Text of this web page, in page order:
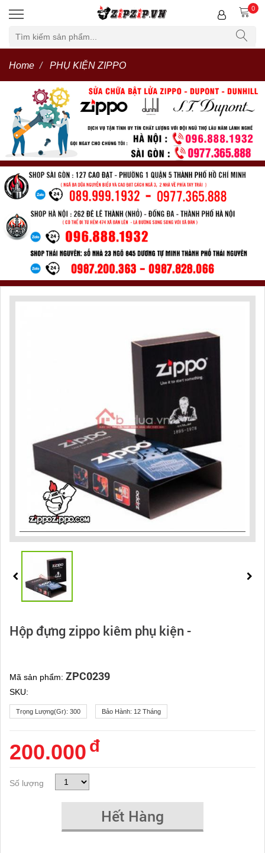
0
Home PHỤ KIỆN ZIPPO
Hộp đựng zippo kiêm phụ kiện -
Mã sản phẩm: ZPC0239
SKU:
Trọng Lượng(gr): 300 Bảo Hành: 12 Tháng
200.000 đ
Số lượng
Hết Hàng